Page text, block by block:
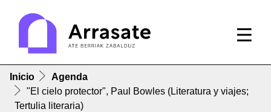
Inicio
Agenda
"El cielo protector", Paul Bowles (Literatura y viajes;
Tertulia literaria)